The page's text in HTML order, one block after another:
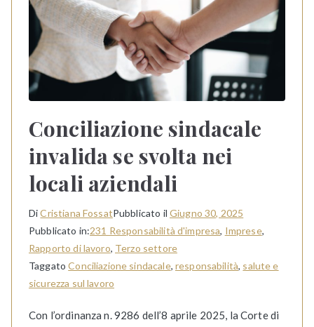
Conciliazione sindacale
invalida se svolta nei
locali aziendali
DiCristiana FossatPubblicato il Giugno 30, 2025
Pubblicato in:231 Responsabilità d'impresa, Imprese,
Rapporto di lavoro, Terzo settore
TaggatoConciliazione sindacale, responsabilità, salute e
sicurezza sul lavoro
Con l’ordinanza n. 9286 dell’8 aprile 2025, la Corte di